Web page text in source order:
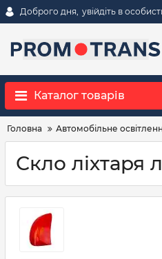
Доброго дня, увійдіть в
Каталог товарів
Головна Автомобільне
Скло ліхтаря